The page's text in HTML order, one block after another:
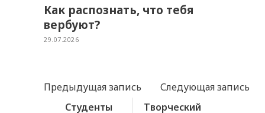
Как распознать, что тебя
вербуют?
29.07.2026
Предыдущая запись
Следующая запись
Студенты
Творческий